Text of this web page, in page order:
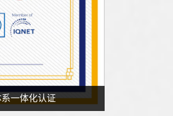
一体化认证